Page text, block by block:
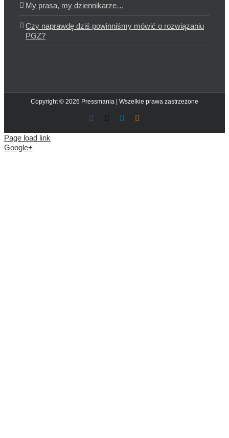
My prasa, my dziennikarze…
Czy naprawdę dziś powinniśmy mówić o rozwiązaniu
PGZ?
Copyright © 2026 Pressmania | Wszelkie prawa zastrzeżone
Facebook LinkedIn
Page load link
Google+